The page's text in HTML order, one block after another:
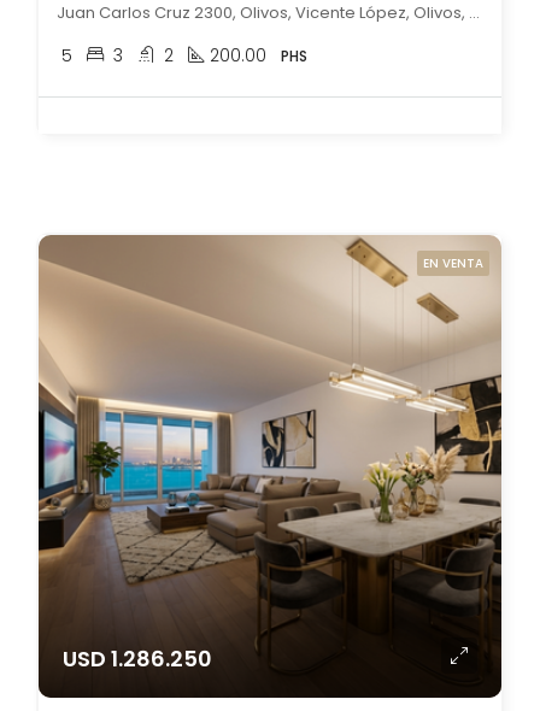
Juan Carlos Cruz 2300, Olivos, Vicente López, Olivos, Vicente López
5 3 2 200.00 PHS
EN VENTA
USD 1.286.250